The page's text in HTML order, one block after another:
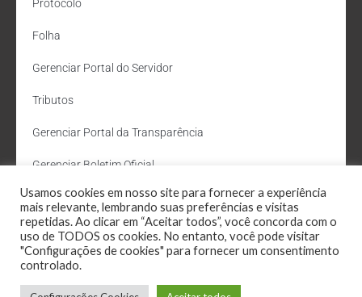
Protocolo
Folha
Gerenciar Portal do Servidor
Tributos
Gerenciar Portal da Transparência
Gerenciar Boletim Oficial
Departamento de Água e Esgoto
Administração Site
Webmail
Usamos cookies em nosso site para fornecer a experiência
mais relevante, lembrando suas preferências e visitas
repetidas. Ao clicar em “Aceitar todos”, você concorda com o
uso de TODOS os cookies. No entanto, você pode visitar
"Configurações de cookies" para fornecer um consentimento
controlado.